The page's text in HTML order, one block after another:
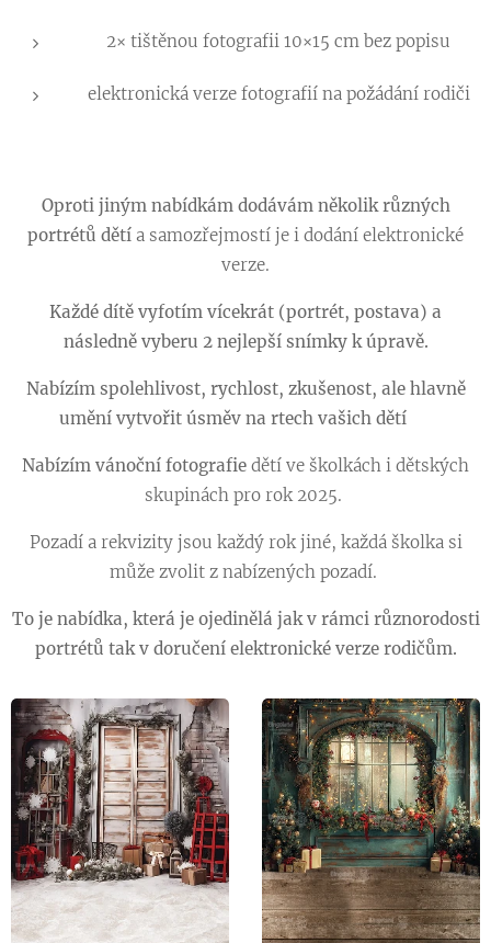
2× tištěnou fotografii 10×15 cm bez popisu
elektronická verze fotografií na požádání rodiči
Oproti jiným nabídkám dodávám několik různých
portrétů dětí a samozřejmostí je i dodání elektronické
verze.
Každé dítě vyfotím vícekrát (portrét, postava) a
následně vyberu 2 nejlepší snímky k úpravě.
Nabízím spolehlivost, rychlost, zkušenost, ale hlavně
umění vytvořit úsměv na rtech vašich dětí 🙂
Nabízím vánoční fotografie dětí ve školkách i dětských
skupinách pro rok 2025.
Pozadí a rekvizity jsou každý rok jiné, každá školka si
může zvolit z nabízených pozadí.
To je nabídka, která je ojedinělá jak v rámci různorodosti
portrétů tak v doručení elektronické verze rodičům.